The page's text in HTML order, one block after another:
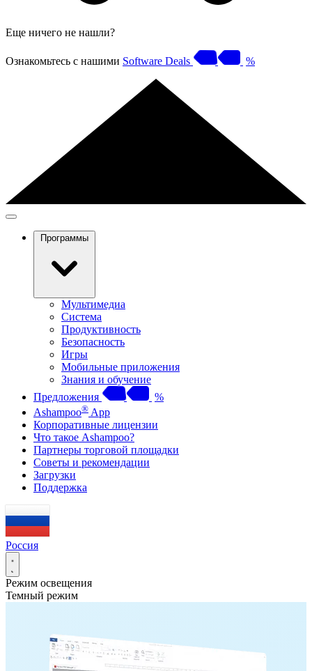
Еще ничего не нашли?
Ознакомьтесь с нашими Software Deals %
Программы
Мультимедиа
Система
Продуктивность
Безопасность
Игры
Мобильные приложения
Знания и обучение
Предложения
%
Ashampoo® App
Корпоративные лицензии
Что такое Ashampoo?
Партнеры торговой площадки
Советы и рекомендации
Загрузки
Поддержка
Россия
Режим освещения
Темный режим